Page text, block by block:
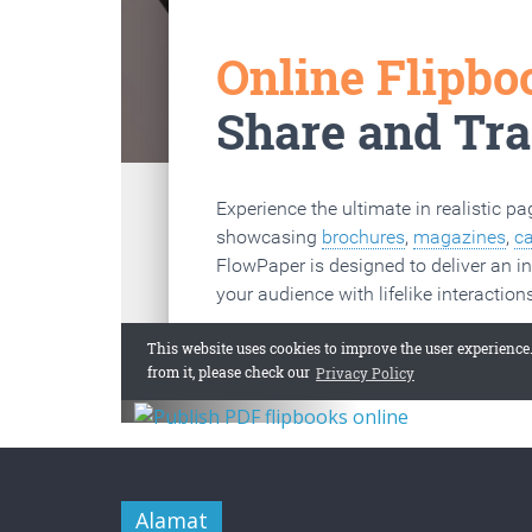
Alamat